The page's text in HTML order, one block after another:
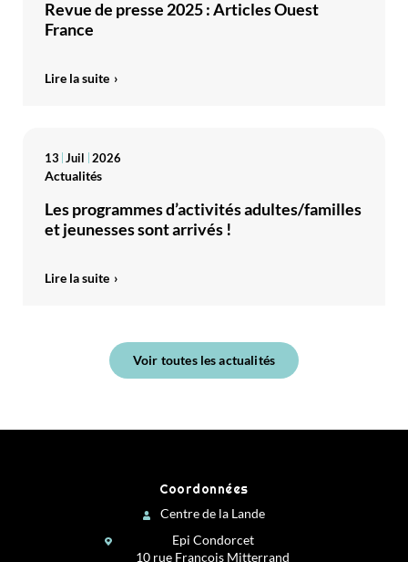
Revue de presse 2025 : Articles Ouest
France
Lire la suite
13 Juil 2026
Actualités
Les programmes d’activités adultes/familles
et jeunesses sont arrivés !
Lire la suite
Voir toutes les actualités
Coordonnées
Centre de la Lande
Epi Condorcet
10 rue François Mitterrand